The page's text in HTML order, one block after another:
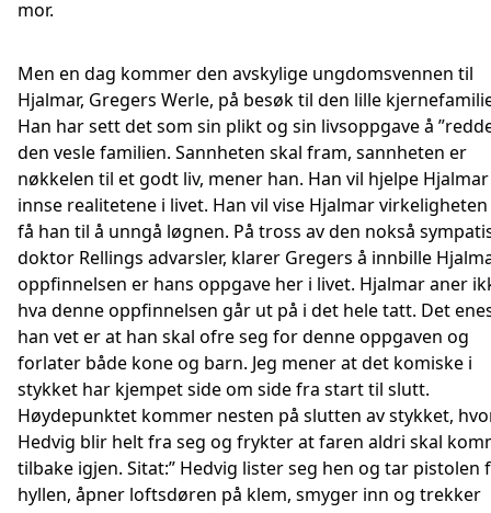
mor.
Men en dag kommer den avskylige ungdomsvennen til
Hjalmar, Gregers Werle, på besøk til den lille
Han har sett det som sin plikt og sin livsoppgave å
den vesle familien. Sannheten skal fram, sannheten er
nøkkelen til et godt liv, mener han. Han vil hjelpe
innse realitetene i livet. Han vil vise Hjalmar
få han til å unngå løgnen. På tross av den nokså
doktor Rellings advarsler, klarer Gregers å innbille
oppfinnelsen er hans oppgave her i livet. Hjalmar aner
hva denne oppfinnelsen går ut på i det hele tatt. Det
han vet er at han skal ofre seg for denne oppgaven og
forlater både kone og barn. Jeg mener at det komiske i
stykket har kjempet side om side fra start til slutt.
Høydepunktet kommer nesten på slutten av stykket,
Hedvig blir helt fra seg og frykter at faren aldri skal
tilbake igjen. Sitat:” Hedvig lister seg hen og tar pistolen
hyllen, åpner loftsdøren på klem, smyger inn og trekker